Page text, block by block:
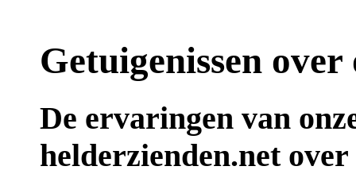
Getuigenissen
De ervaringen van
helderzienden.net